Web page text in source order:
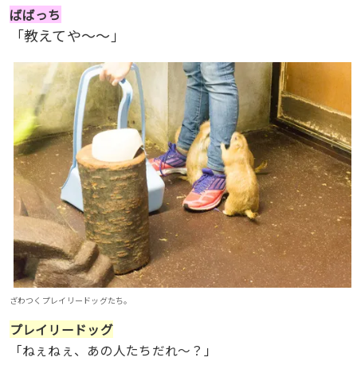
ばばっち
「教えてや〜〜」
ざわつくプレイリードッグたち。
プレイリードッグ
「ねぇねぇ、あの人たちだれ〜？」